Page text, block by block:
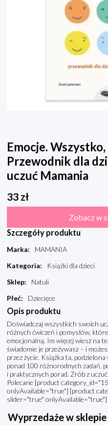
Emocje.
Przewodnik dla
uczuć Mamania
33 zł
Zobacz w
Szczegóły produktu
Marka:
MAMANIA
Kategoria:
Książki dla dzieci
Sklep:
Natuli
Płeć: Dziecięce
Opis produktu
Doświadczaj wszystkich swoich
różnych ćwiczeń i pomysłów,
emocjonalną. Im więcej wiesz na
świadomie je przeżywasz – i
przez życie. Książka ta,
ponad 100 różnorodnych zadań,
i praktycznych porad. Zrób z
Polecane [product
onlyAvailable="true"] [product
slider="true" onlyAvailable="true"]
Wyprzedaże w